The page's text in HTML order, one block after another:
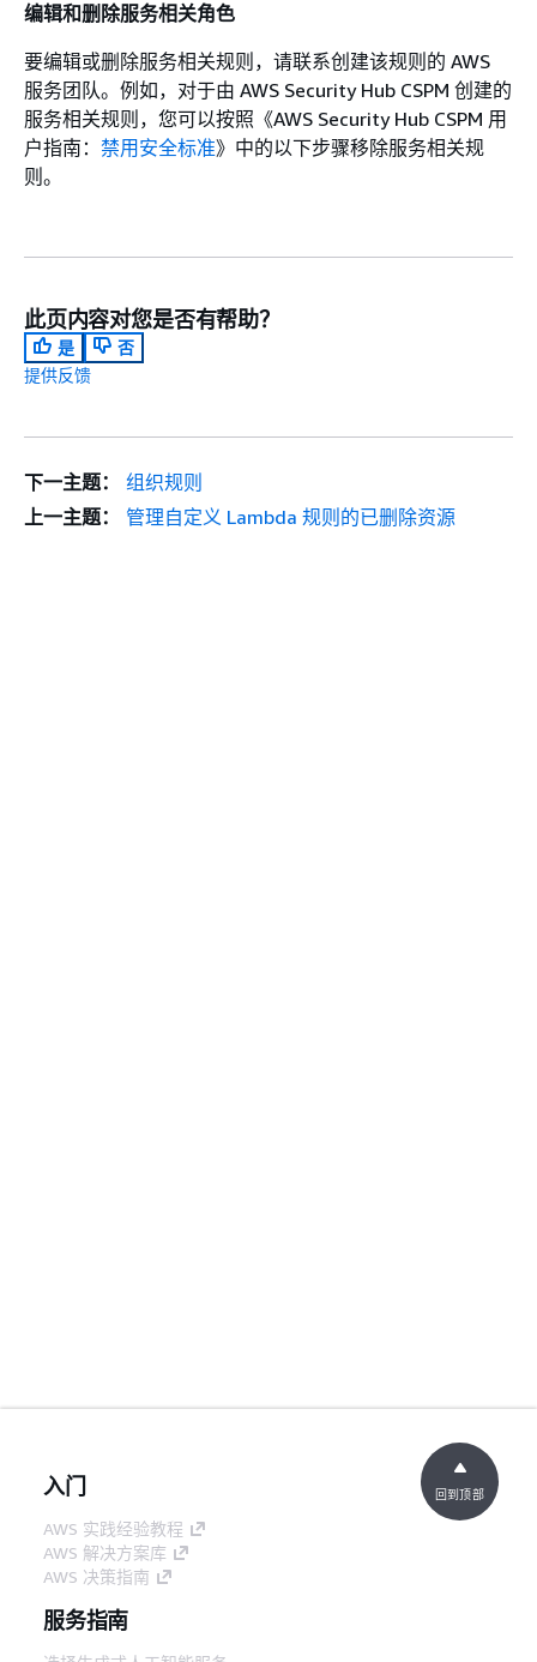
编辑和删除服务相关角色
要编辑或删除服务相关规则，请联系创建该规则的 AWS
服务团队。例如，对于由 AWS Security Hub CSPM 创建的
服务相关规则，您可以按照《AWS Security Hub CSPM 用
户指南 ： 禁用安全标准》中的以下步骤移除服务相关规
则。
此页内容对您是否有帮助？
是
否
提供反馈
下一主题：
组织规则
上一主题：
管理自定义 Lambda 规则的已删除资源
入门
AWS 实践经验教程
AWS 解决方案库
AWS 决策指南
服务指南
回到顶部